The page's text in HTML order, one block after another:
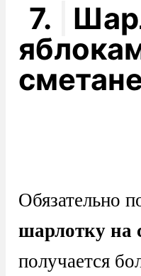
7.
Обязательно
шарлотку на
получается